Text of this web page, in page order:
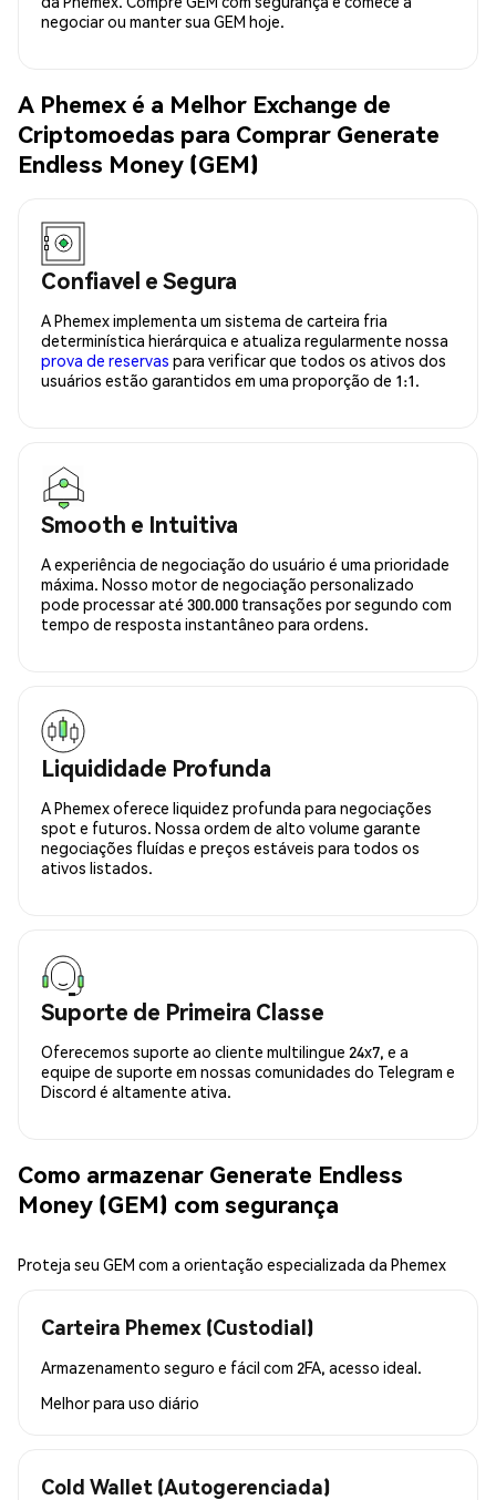
negociar ou manter sua GEM hoje.
A Phemex é a Melhor Exchange de
Criptomoedas para Comprar Generate
Endless Money (GEM)
Confiavel e Segura
A Phemex implementa um sistema de carteira fria
determinística hierárquica e atualiza regularmente nossa
prova de reservas para verificar que todos os ativos dos
usuários estão garantidos em uma proporção de 1:1.
Smooth e Intuitiva
A experiência de negociação do usuário é uma prioridade
máxima. Nosso motor de negociação personalizado
pode processar até 300.000 transações por segundo com
tempo de resposta instantâneo para ordens.
Liquididade Profunda
A Phemex oferece liquidez profunda para negociações
spot e futuros. Nossa ordem de alto volume garante
negociações fluídas e preços estáveis para todos os
ativos listados.
Suporte de Primeira Classe
Oferecemos suporte ao cliente multilingue 24x7, e a
equipe de suporte em nossas comunidades do Telegram e
Discord é altamente ativa.
Como armazenar Generate Endless
Money (GEM) com segurança
Proteja seu GEM com a orientação especializada da Phemex
Carteira Phemex (Custodial)
Armazenamento seguro e fácil com 2FA, acesso ideal.
Melhor para uso diário
Cold Wallet (Autogerenciada)